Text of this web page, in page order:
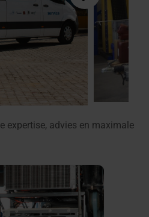
expertise, advies en maximale